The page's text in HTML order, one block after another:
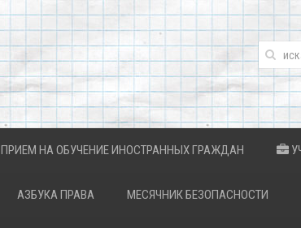
ПРИЕМ НА ОБУЧЕНИЕ ИНОСТРАННЫХ ГРАЖДАН
АЗБУКА ПРАВА МЕСЯЧНИК БЕЗОПАСНОСТИ